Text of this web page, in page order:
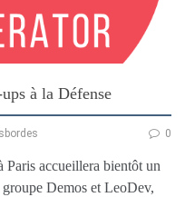
à la Défense
0
Paris accueillera bientôt un
Demos et LeoDev,